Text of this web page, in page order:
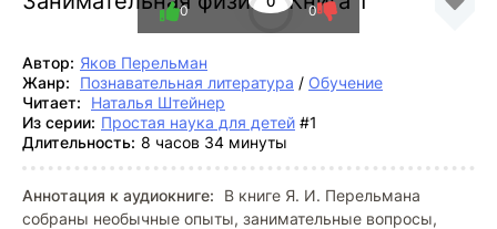
0 0
Автор: Яков Перельман
Жанр:
Познавательная литература / Обучение
Читает:
Наталья Штейнер
Из серии: Простая наука для детей #1
Длительность: 8 часов 34 минуты
Аннотация к аудиокниге:
В книге Я. И. Перельмана
собраны необычные опыты, занимательные вопросы,